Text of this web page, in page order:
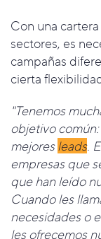
Con una
sectores, es
campañas
cierta
"Tenemos
objetivo
mejores leads.
empresas que
que han leído
Cuando les
necesidades o
les ofrecemos